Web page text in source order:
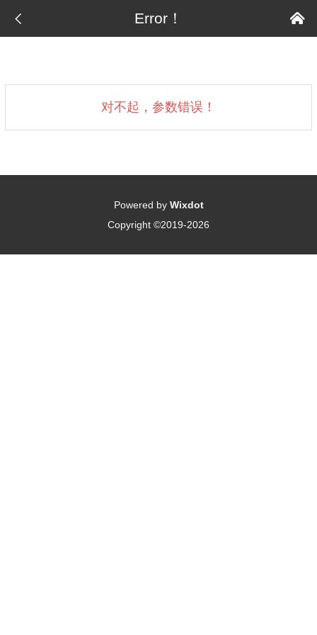
 
Error！
对不起，参数错误！
Powered by Wixdot
Copyright ©2019-2026